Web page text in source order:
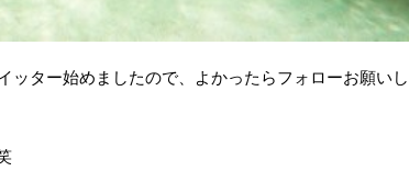
ター始めましたので、よかったらフォローお願いし